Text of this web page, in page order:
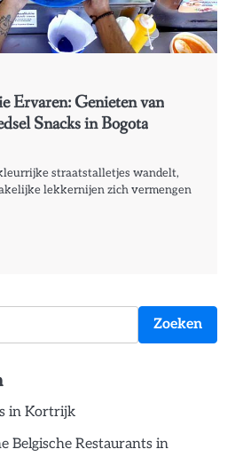
Ervaren: Genieten van
Snacks in Bogota
straatstalletjes wandelt,
lekkernijen zich vermengen
Zoeken
in Kortrijk
Belgische Restaurants in